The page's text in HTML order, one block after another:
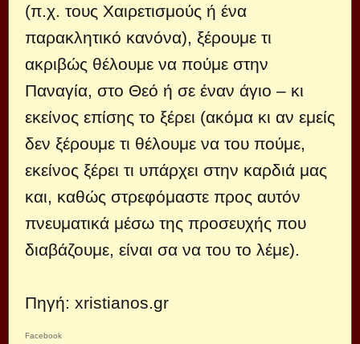
(π.χ. τους Χαιρετισμούς ή ένα
παρακλητικό κανόνα), ξέρουμε τι
ακριβώς θέλουμε να πούμε στην
Παναγία, στο Θεό ή σε έναν άγιο – κι
εκείνος επίσης το ξέρει (ακόμα κι αν εμείς
δεν ξέρουμε τι θέλουμε να του πούμε,
εκείνος ξέρει τι υπάρχει στην καρδιά μας
και, καθώς στρεφόμαστε προς αυτόν
πνευματικά μέσω της προσευχής που
διαβάζουμε, είναι σα να του το λέμε).
Πηγή: xristianos.gr
Facebook